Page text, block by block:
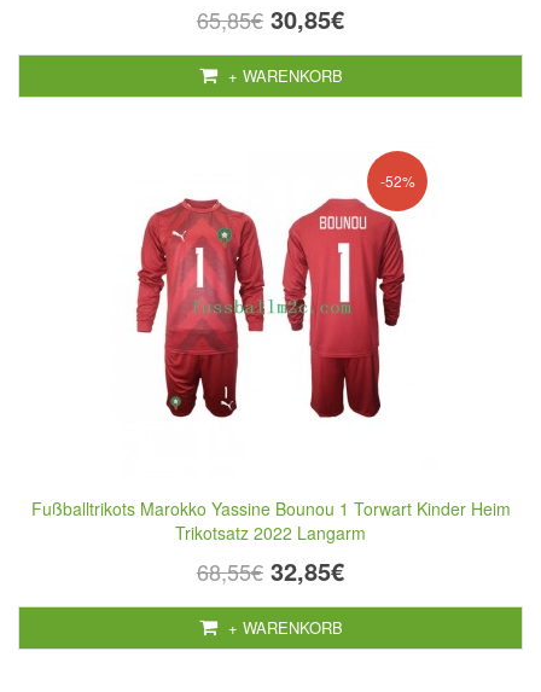
65,85€ 30,85€
+ WARENKORB
-52%
Fußballtrikots Marokko Yassine Bounou 1 Torwart Kinder Heim
Trikotsatz 2022 Langarm
68,55€ 32,85€
+ WARENKORB